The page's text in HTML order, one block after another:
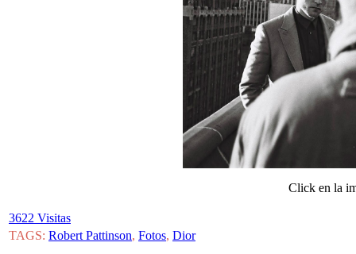
Click en la
3622 Visitas
TAGS: Robert Pattinson, Fotos, Dior